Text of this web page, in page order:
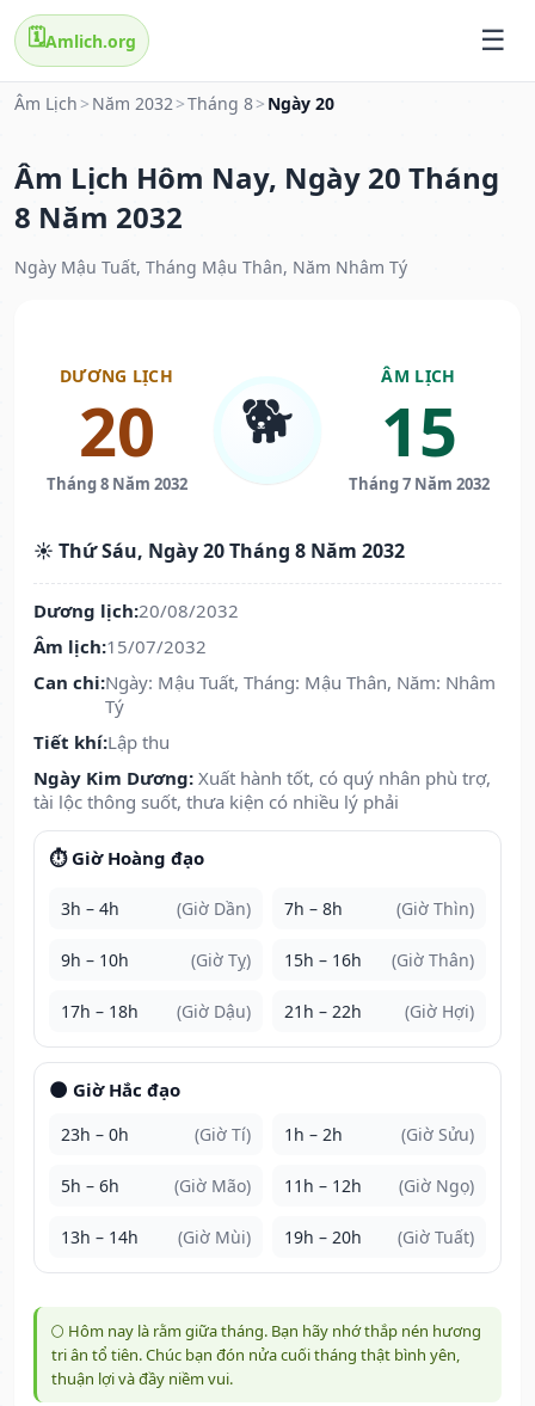
🗓️Amlich.org
Âm Lịch > Năm 2032>Tháng 8> Ngày 20
Âm Lịch Hôm Nay, Ngày 20 Tháng
8 Năm 2032
Ngày Mậu Tuất, Tháng Mậu Thân, Năm Nhâm Tý
DƯƠNG LỊCH
20
Tháng 8 Năm 2032
🐕
ÂM LỊCH
15
Tháng 7 Năm 2032
☀️ Thứ Sáu, Ngày 20 Tháng 8 Năm 2032
Dương lịch:20/08/2032
Âm lịch:15/07/2032
Can chi:Ngày: Mậu Tuất, Tháng: Mậu Thân, Năm: Nhâm
Tý
Tiết khí:Lập thu
Ngày Kim Dương: Xuất hành tốt, có quý nhân phù trợ,
tài lộc thông suốt, thưa kiện có nhiều lý phải
⏱️ Giờ Hoàng đạo
3h – 4h (Giờ Dần) 7h – 8h (Giờ Thìn)
9h – 10h (Giờ Tỵ) 15h – 16h (Giờ Thân)
17h – 18h (Giờ Dậu) 21h – 22h (Giờ Hợi)
🌑 Giờ Hắc đạo
23h – 0h (Giờ Tí) 1h – 2h (Giờ Sửu)
5h – 6h (Giờ Mão) 11h – 12h (Giờ Ngọ)
13h – 14h (Giờ Mùi) 19h – 20h (Giờ Tuất)
🌕 Hôm nay là rằm giữa tháng. Bạn hãy nhớ thắp nén hương
tri ân tổ tiên. Chúc bạn đón nửa cuối tháng thật bình yên,
thuận lợi và đầy niềm vui.